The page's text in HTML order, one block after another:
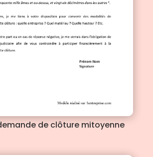
de clôture mitoyenne